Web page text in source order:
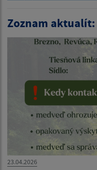
Zoznam aktualít:
23.04.2026